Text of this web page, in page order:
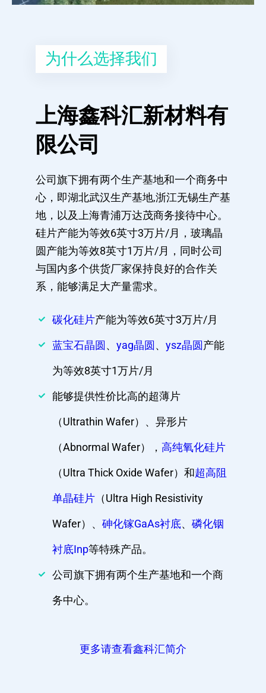
为什么选择我们
上海鑫科汇新材料有
限公司
公司旗下拥有两个生产基地和一个商务中
心，即湖北武汉生产基地,浙江无锡生产基
地，以及上海青浦万达茂商务接待中心。
硅片产能为等效6英寸3万片/月，玻璃晶
圆产能为等效8英寸1万片/月，同时公司
与国内多个供货厂家保持良好的合作关
系，能够满足大产量需求。
碳化硅片产能为等效6英寸3万片/月
蓝宝石晶圆 、 yag晶圆 、 ysz晶圆 产能
为等效8英寸1万片/月
能够提供性价比高的超薄片
（Ultrathin Wafer）、异形片
（Abnormal Wafer）， 高纯氧化硅片
（Ultra Thick Oxide Wafer）和超高阻
单晶硅片 （Ultra High Resistivity
Wafer）、 砷化镓GaAs衬底、 磷化铟
衬底Inp等特殊产品。
公司旗下拥有两个生产基地和一个商
务中心。
更多请查看鑫科汇简介